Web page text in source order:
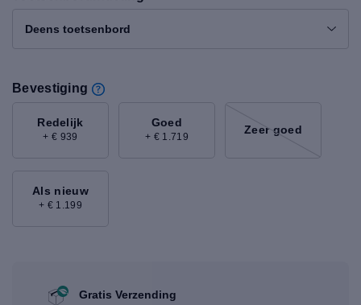
Deens toetsenbord
Bevestiging
Redelijk
+ € 939
Goed
+ € 1.719
Zeer goed
Als nieuw
+ € 1.199
Gratis Verzending